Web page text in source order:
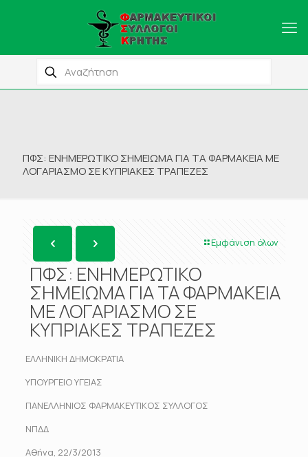
ΠΦΣ: ΕΝΗΜΕΡΩΤΙΚΟ ΣΗΜΕΙΩΜΑ ΓΙΑ ΤΑ ΦΑΡΜΑΚΕΙΑ ΜΕ
ΛΟΓΑΡΙΑΣΜΟ ΣΕ ΚΥΠΡΙΑΚΕΣ ΤΡΑΠΕΖΕΣ
Εμφάνιση όλων
ΠΦΣ: ΕΝΗΜΕΡΩΤΙΚΟ
ΣΗΜΕΙΩΜΑ ΓΙΑ ΤΑ ΦΑΡΜΑΚΕΙΑ
ΜΕ ΛΟΓΑΡΙΑΣΜΟ ΣΕ
ΚΥΠΡΙΑΚΕΣ ΤΡΑΠΕΖΕΣ
ΕΛΛΗΝΙΚΗ ΔΗΜΟΚΡΑΤΙΑ
ΥΠΟΥΡΓΕΙΟ ΥΓΕΙΑΣ
ΠΑΝΕΛΛΗΝΙΟΣ ΦΑΡΜΑΚΕΥΤΙΚΟΣ ΣΥΛΛΟΓΟΣ
ΝΠΔΔ
Αθήνα, 22/3/2013